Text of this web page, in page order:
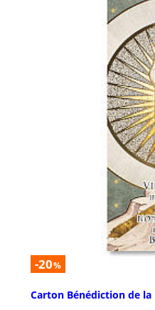
-20%
Carton Bénédiction de